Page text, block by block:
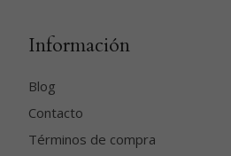
Información
Blog
Contacto
Términos de compra